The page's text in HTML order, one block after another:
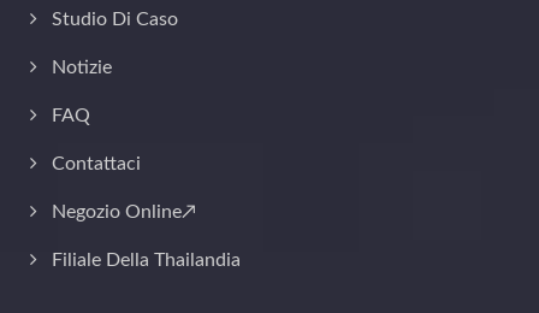
Studio Di Caso
Notizie
FAQ
Contattaci
Negozio Online↗
Filiale Della Thailandia